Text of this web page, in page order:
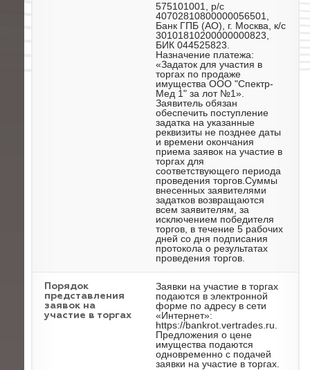
575101001, р/с
40702810800000056501,
Банк ГПБ (АО), г. Москва, к/с
30101810200000000823,
БИК 044525823.
Назначение платежа:
«Задаток для участия в
торгах по продаже
имущества ООО "Спектр-
Мед 1" за лот №1».
Заявитель обязан
обеспечить поступление
задатка на указанные
реквизиты не позднее даты
и времени окончания
приема заявок на участие в
торгах для
соответствующего периода
проведения торгов.Суммы
внесенных заявителями
задатков возвращаются
всем заявителям, за
исключением победителя
торгов, в течение 5 рабочих
дней со дня подписания
протокола о результатах
проведения торгов.
Порядок
представления
заявок на
участие в торгах
Заявки на участие в торгах
подаются в электронной
форме по адресу в сети
«Интернет»:
https://bankrot.vertrades.ru.
Предложения о цене
имущества подаются
одновременно с подачей
заявки на участие в торгах.